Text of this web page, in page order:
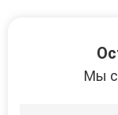
Мы